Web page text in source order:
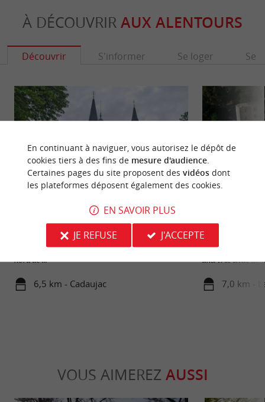
À DÉCOUVRIR AUX ALENTOURS
Découvrir S'informer Se loger Se
Château Malleret
Le Château Malleret est une belle bâtisse de style
néoclassique, sur la commune de Cadaujac, au
nord de ...
6,5 km - Cadaujac
Château de
Le Château de
fort du Moyen-
ans. Il se situe au
7,0 km -
VOUS AIMEREZ AUSSI
En continuant à naviguer, vous autorisez le dépôt de
cookies tiers à des fins de mesure d'audience.
Certaines pages du site proposent des vidéosdont
les plateformes déposent également des cookies.
EN SAVOIR PLUS
JE REFUSE
J'ACCEPTE